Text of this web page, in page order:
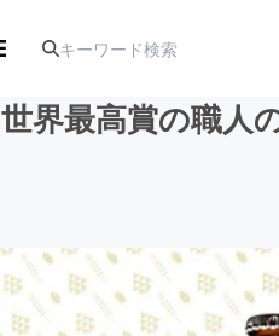
アート・写真
世界最高賞の職人